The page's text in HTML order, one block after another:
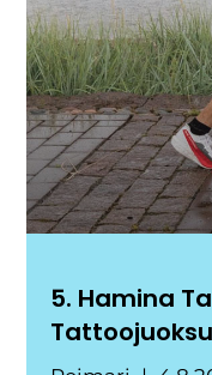
5. Hamina
Tattoojuoksu